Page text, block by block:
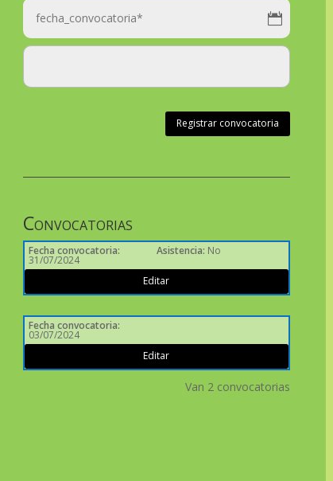
Registrar convocatoria
Convocatorias
Fecha convocatoria:
31/07/2024
Asistencia: No
Editar
Fecha convocatoria:
03/07/2024
Editar
Van 2 convocatorias